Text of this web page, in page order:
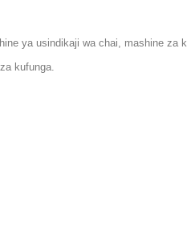
ya usindikaji wa chai, mashine za
kufunga.